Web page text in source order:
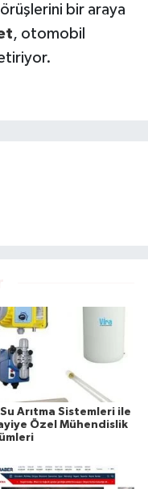
bir araya
, otomobil
Arıtma Sistemleri ile
Özel Mühendislik